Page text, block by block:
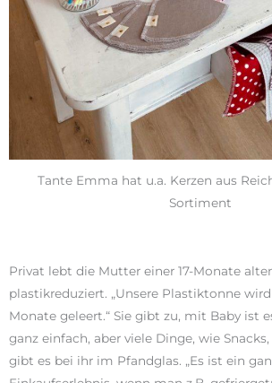
Tante Emma hat u.a. Kerzen aus
Sortiment
Privat lebt die Mutter einer 17-Monate
plastikreduziert. „Unsere Plastiktonne
Monate geleert.“ Sie gibt zu, mit Baby ist
ganz einfach, aber viele Dinge, wie
gibt es bei ihr im Pfandglas. „Es ist ein